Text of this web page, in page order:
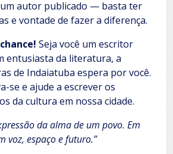
autor publicado — basta ter
e vontade de fazer a diferença.
Seja você um escritor
entusiasta da literatura, a
de Indaiatuba espera por você.
se e ajude a escrever os
da cultura em nossa cidade.
da alma de um povo. Em
voz, espaço e futuro.”